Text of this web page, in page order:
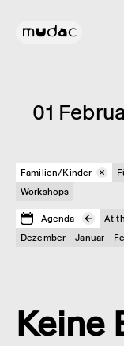
01
Familien/Kinder
Workshops
Agenda At
Dezember
Januar
Keine